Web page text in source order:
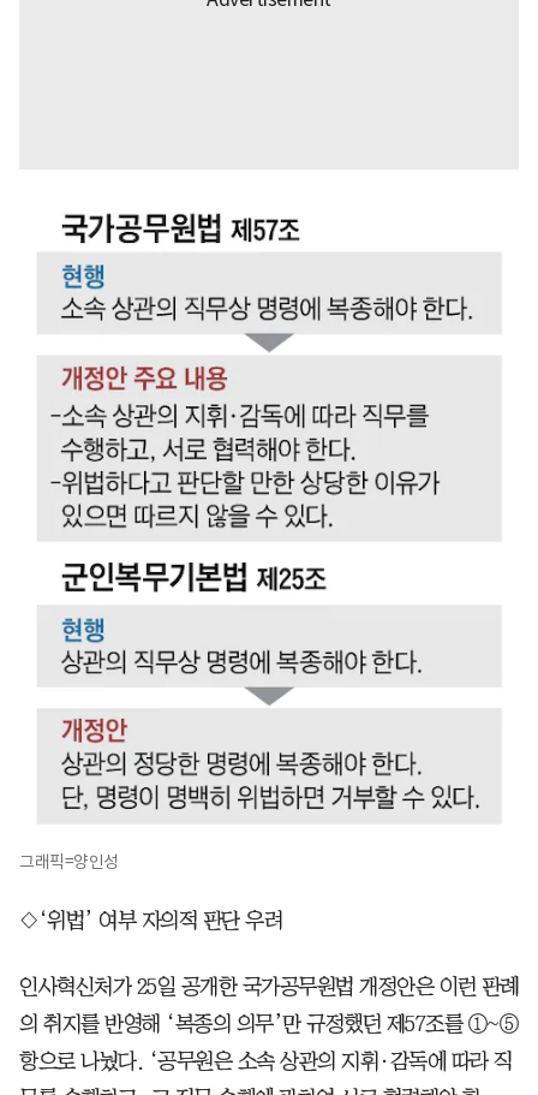
그래픽=양인성
◇‘위법’ 여부 자의적 판단 우려
인사혁신처가 25일 공개한 국가공무원법 개정안은 이런 판례
의 취지를 반영해 ‘복종의 의무’만 규정했던 제57조를 ①~⑤
항으로 나눴다. ‘공무원은 소속 상관의 지휘·감독에 따라 직